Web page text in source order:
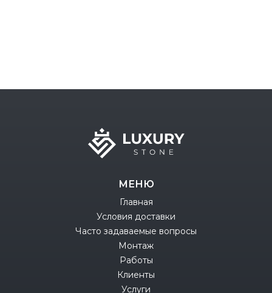
МЕНЮ
Главная
Условия доставки
Часто задаваемые вопросы
Монтаж
Работы
Клиенты
Услуги